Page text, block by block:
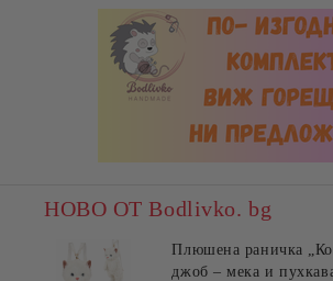
НОВО ОТ Bodlivko. bg
Плюшена раничка
джоб – мека и